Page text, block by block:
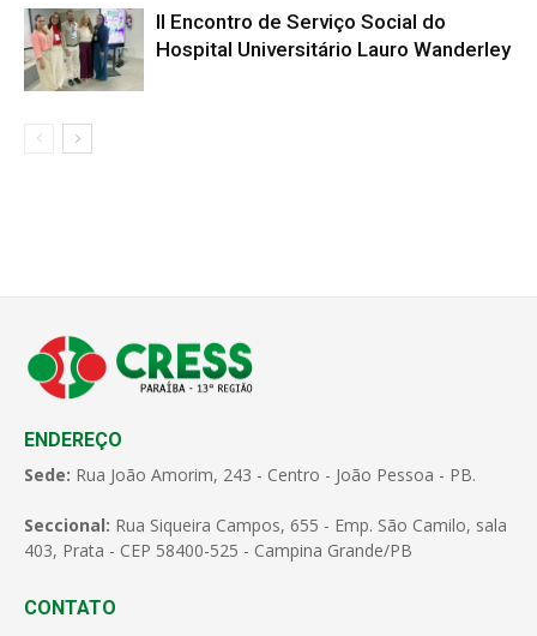
II Encontro de Serviço Social do
Hospital Universitário Lauro Wanderley
ENDEREÇO
Sede: Rua João Amorim, 243 - Centro - João Pessoa - PB.
Seccional: Rua Siqueira Campos, 655 - Emp. São Camilo, sala
403, Prata - CEP 58400-525 - Campina Grande/PB
CONTATO